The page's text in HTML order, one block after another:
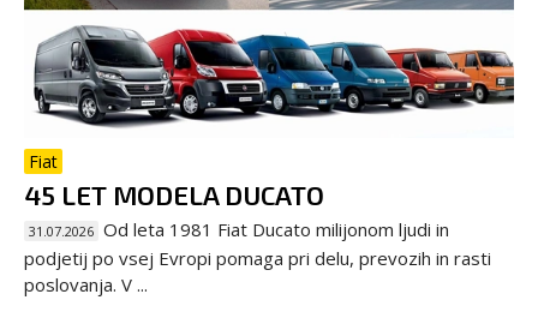
Fiat
45 LET MODELA DUCATO
31.07.2026 Od leta 1981 Fiat Ducato milijonom ljudi in
podjetij po vsej Evropi pomaga pri delu, prevozih in rasti
poslovanja. V ...